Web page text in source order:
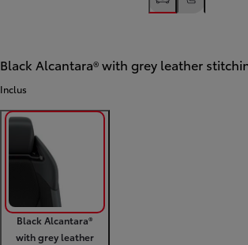
Black Alcantara® with grey leather
Inclus
Black Alcantara®
with grey leather